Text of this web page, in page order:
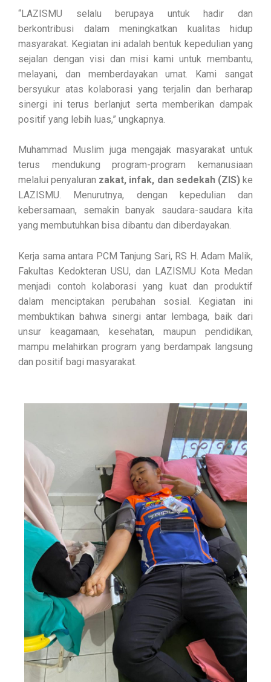
“LAZISMU selalu berupaya untuk hadir dan
berkontribusi dalam meningkatkan kualitas hidup
masyarakat. Kegiatan ini adalah bentuk kepedulian yang
sejalan dengan visi dan misi kami untuk membantu,
melayani, dan memberdayakan umat. Kami sangat
bersyukur atas kolaborasi yang terjalin dan berharap
sinergi ini terus berlanjut serta memberikan dampak
positif yang lebih luas,” ungkapnya.
Muhammad Muslim juga mengajak masyarakat untuk
terus mendukung program-program kemanusiaan
melalui penyaluran zakat, infak, dan sedekah (ZIS)ke
LAZISMU. Menurutnya, dengan kepedulian dan
kebersamaan, semakin banyak saudara-saudara kita
yang membutuhkan bisa dibantu dan diberdayakan.
Kerja sama antara PCM Tanjung Sari, RS H. Adam Malik,
Fakultas Kedokteran USU, dan LAZISMU Kota Medan
menjadi contoh kolaborasi yang kuat dan produktif
dalam menciptakan perubahan sosial. Kegiatan ini
membuktikan bahwa sinergi antar lembaga, baik dari
unsur keagamaan, kesehatan, maupun pendidikan,
mampu melahirkan program yang berdampak langsung
dan positif bagi masyarakat.